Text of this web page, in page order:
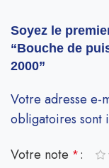
Soyez le
“Bouche de
2000”
Votre adresse e-
obligatoires sont
Votre note *